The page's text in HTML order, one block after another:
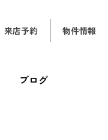
来店予約 物件情報
ブログ